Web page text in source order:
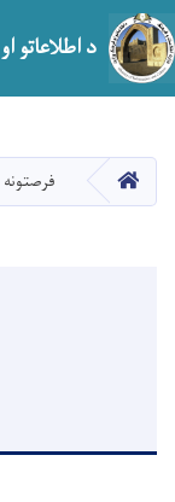
د اطلاعاتو
HOME فرصتونه